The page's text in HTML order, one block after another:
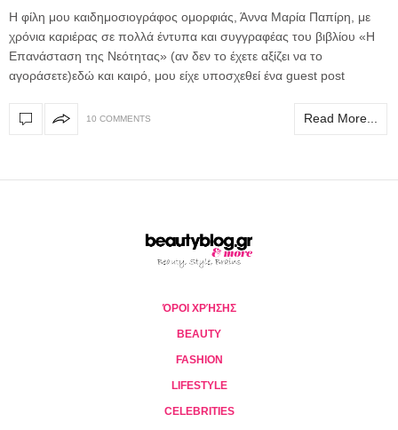
Η φίλη μου καιδημοσιογράφος ομορφιάς, Άννα Μαρία Παπίρη, με
χρόνια καριέρας σε πολλά έντυπα και συγγραφέας του βιβλίου «H
Επανάσταση της Νεότητας» (αν δεν το έχετε αξίζει να το
αγοράσετε)εδώ και καιρό, μου είχε υποσχεθεί ένα guest post
10 COMMENTS Read More...
ΌΡΟΙ ΧΡΉΣΗΣ
BEAUTY
FASHION
LIFESTYLE
CELEBRITIES